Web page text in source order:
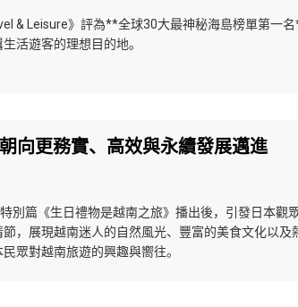
& Leisure》評為**全球30大最神秘海島榜單第一
活遊客的理想目的地。
向更務實、高效與永續發展邁進
別篇《生日禮物是越南之旅》播出後，引發日本觀
，展現越南迷人的自然風光、豐富的美食文化以及
眾對越南旅遊的興趣與嚮往。